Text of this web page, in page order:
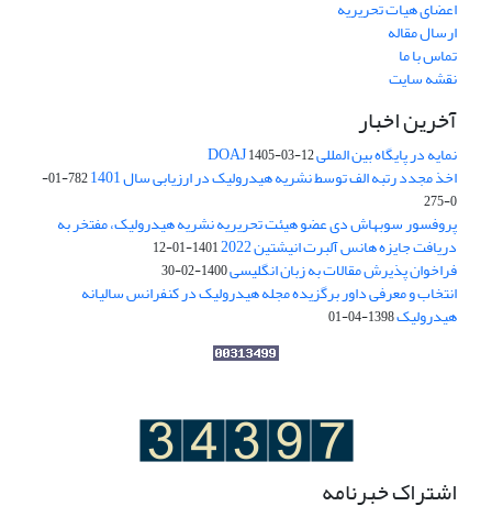
اعضای هیات تحریریه
ارسال مقاله
تماس با ما
نقشه سایت
آخرین اخبار
نمایه در پایگاه بین المللی DOAJ1405-03-12
اخذ مجدد رتبه الف توسط نشریه هیدرولیک در ارزیابی سال 1401
782-01-
0-275
پروفسور سوبهاش دی عضو هیئت تحریریه نشریه هیدرولیک، مفتخر به
دریافت جایزه هانس آلبرت انیشتین 2022 1401-01-12
فراخوان پذیرش مقالات به زبان انگلیسی1400-02-30
انتخاب و معرفی داور برگزیده مجله هیدرولیک در کنفرانس سالیانه
هیدرولیک1398-04-01
اشتراک خبرنامه